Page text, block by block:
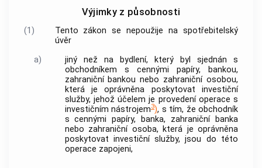
Výjimky z působnosti
(1) Tento zákon se nepoužije na spotřebitelský
úvěr
a)
jiný než na bydlení, který byl sjednán s
obchodníkem s cennými papíry,
bankou,
zahraniční bankou nebo zahraniční osobou,
která je oprávněna poskytovat investiční
služby, jehož účelem je provedení operace s
investičním nástrojem3), s tím, že obchodník
s cennými papíry,
banka, zahraniční banka
nebo zahraniční osoba, která je oprávněna
poskytovat investiční služby, jsou do této
operace zapojeni,